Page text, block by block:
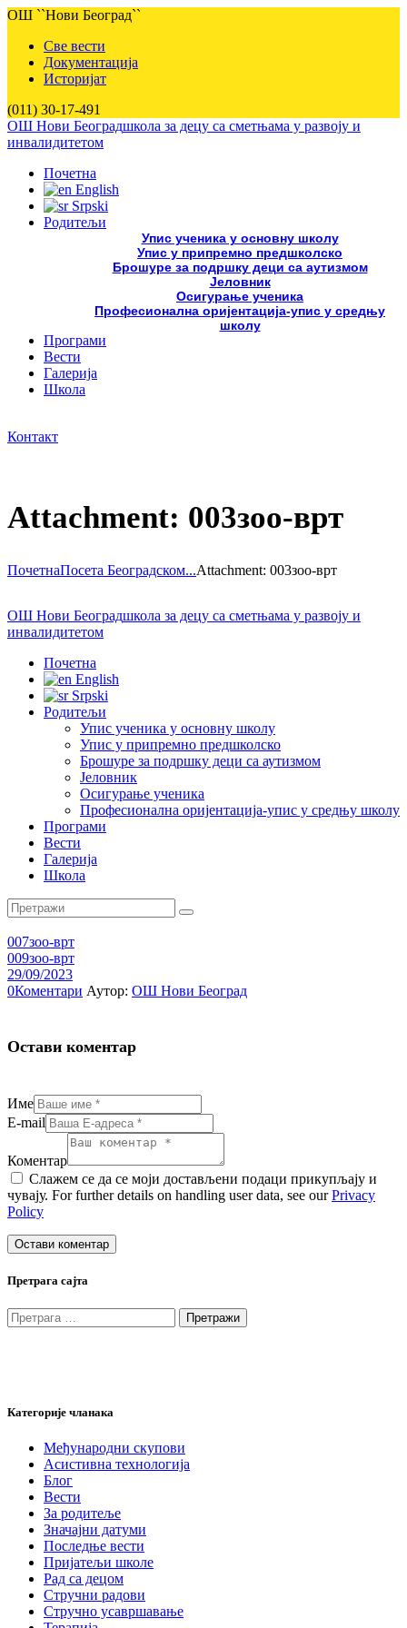
ОШ ``Нови Београд``
Све вести
Документација
Историјат
(011) 30-17-491
ОШ Нови Београдшкола за децу са сметњама у развоју и
инвалидитетом
Почетна
English
Srpski
Родитељи
Упис ученика у основну школу
Упис у припремно предшколско
Брошуре за подршку деци са аутизмом
Јеловник
Осигурање ученика
Професионална оријентација-упис у средњу
школу
Програми
Вести
Галерија
Школа
Контакт
Attachment: 003зоо-врт
ПочетнаПосета Београдском...Attachment: 003зоо-врт
ОШ Нови Београдшкола за децу са сметњама у развоју и
инвалидитетом
Почетна
English
Srpski
Родитељи
Упис ученика у основну школу
Упис у припремно предшколско
Брошуре за подршку деци са аутизмом
Јеловник
Осигурање ученика
Професионална оријентација-упис у средњу школу
Програми
Вести
Галерија
Школа
007зоо-врт
009зоо-врт
29/09/2023
0Коментари Аутор: ОШ Нови Београд
Остави коментар
Име
E-mail
Коментар
Слажем се да се моји достављени подаци прикупљају и
чувају. For further details on handling user data, see ourPrivacy
Policy
Претрага сајта
Претрага
за:
Категорије чланака
Међународни скупови
Асистивна технологија
Блог
Вести
За родитеље
Значајни датуми
Последње вести
Пријатељи школе
Рад са децом
Стручни радови
Стручно усавршавање